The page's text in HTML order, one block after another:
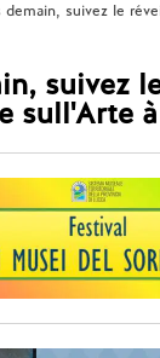
demain, suivez le
suivez
sull'Arte